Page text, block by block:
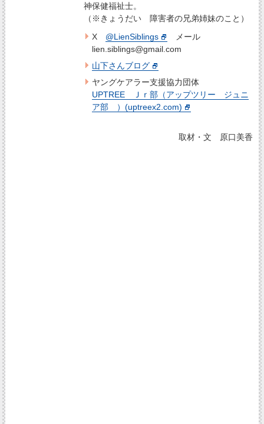
神保健福祉士。
（※きょうだい 障害者の兄弟姉妹のこと）
X @LienSiblings
メール
lien.siblings@gmail.com
山下さんブログ
ヤングケアラー支援協力団体
UPTREE Ｊｒ部（アップツリー ジュニ
ア部 ）(uptreex2.com)
取材・文 原口美香